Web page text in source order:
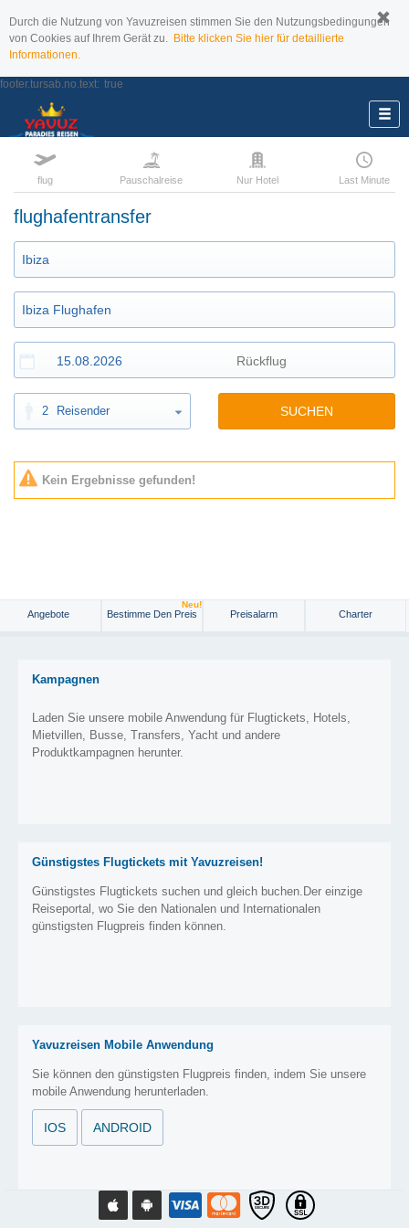
Durch die Nutzung von Yavuzreisen stimmen Sie den Nutzungsbedingungen
von Cookies auf Ihrem Gerät zu. Bitte klicken Sie hier für detaillierte
Informationen.
footer.tursab.no.text: true
flug Pauschalreise Nur Hotel Last Minute
flughafentransfer
2 Reisender SUCHEN
Kein Ergebnisse gefunden!
Angebote Bestimme Den Preis
Neu!
Preisalarm Charter
Kampagnen
Laden Sie unsere mobile Anwendung für Flugtickets, Hotels,
Mietvillen, Busse, Transfers, Yacht und andere
Produktkampagnen herunter.
Günstigstes Flugtickets mit Yavuzreisen!
Günstigstes Flugtickets suchen und gleich buchen.Der einzige
Reiseportal, wo Sie den Nationalen und Internationalen
günstigsten Flugpreis finden können.
Yavuzreisen Mobile Anwendung
Sie können den günstigsten Flugpreis finden, indem Sie unsere
mobile Anwendung herunterladen.
IOS ANDROID